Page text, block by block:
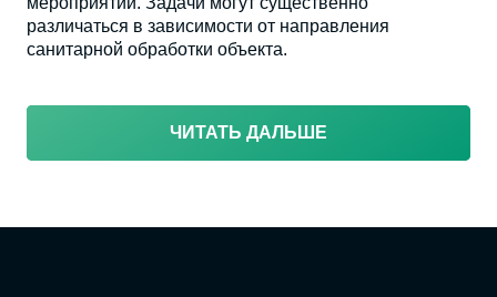
различаться в зависимости от направления
санитарной обработки объекта.
ЧИТАТЬ ДАЛЬШЕ